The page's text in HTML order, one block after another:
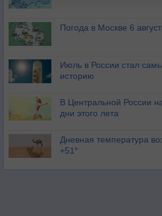
Погода в Москве 6
Июль в России стал
историю
В Центральной России
дни этого лета
Дневная температура
+51°